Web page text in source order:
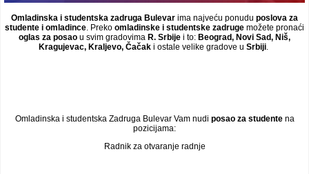
Omladinska i studentska zadruga Bulevar ima najveću ponudu poslova za
studente i omladince . Preko omladinske i studentske zadruge možete pronaći
oglas za posao u svim gradovima R. Srbije i to: Beograd, Novi Sad, Niš,
Kragujevac, Kraljevo, Čačak i ostale velike gradove u Srbiji
Omladinska i studentska Zadruga Bulevar Vam nudi posao za studentena
pozicijama:
Radnik za otvaranje radnje